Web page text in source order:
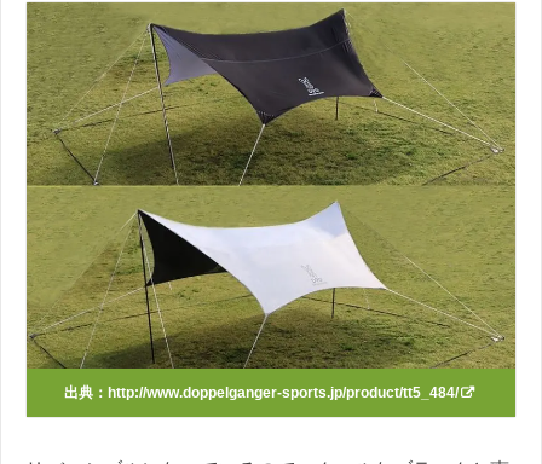
出典： http://www.doppelganger-sports.jp/product/tt5_484/